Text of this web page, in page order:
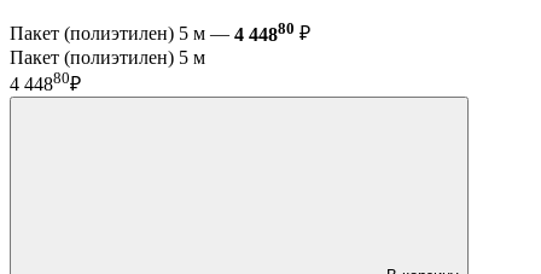
Пакет (полиэтилен) 5 м — 4 44880 ₽
Пакет (полиэтилен) 5 м
4 44880₽